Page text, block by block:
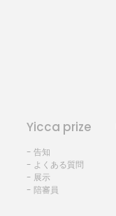
Yicca prize
- 告知
- よくある質問
- 展示
- 陪審員